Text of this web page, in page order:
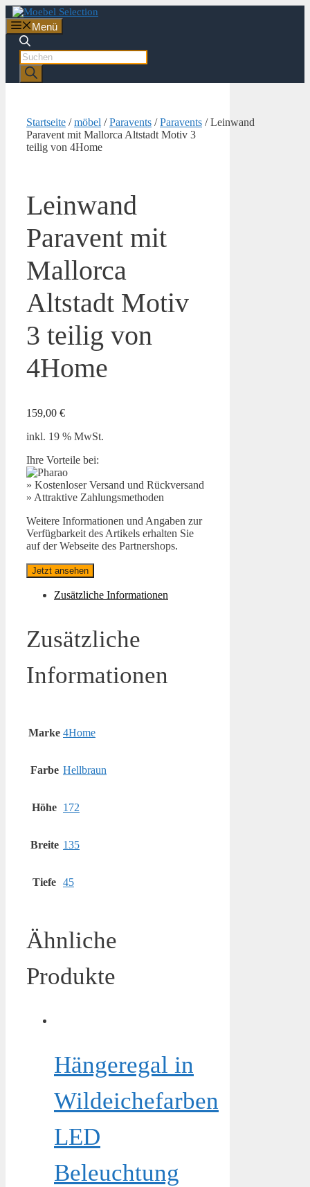
Zum
Inhalt
springen
Menü
Products
search
Startseite /möbel /Paravents /Paravents / Leinwand
Paravent mit Mallorca Altstadt Motiv 3
teilig von 4Home
Leinwand
Paravent mit
Mallorca
Altstadt Motiv
3 teilig von
4Home
159,00 €
inkl. 19 % MwSt.
Ihre Vorteile bei:
» Kostenloser Versand und Rückversand
» Attraktive Zahlungsmethoden
Weitere Informationen und Angaben zur
Verfügbarkeit des Artikels erhalten Sie
auf der Webseite des Partnershops.
Jetzt ansehen
Zusätzliche Informationen
Zusätzliche
Informationen
Marke 4Home
Farbe Hellbraun
Höhe 172
Breite 135
Tiefe 45
Ähnliche
Produkte
Hängeregal in
Wildeichefarben
LED
Beleuchtung